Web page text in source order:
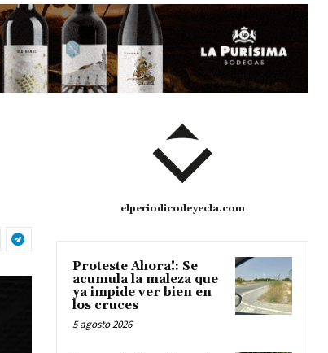
elperiodicodeyecla.com
Proteste Ahora!: Se
acumula la maleza que
ya impide ver bien en
los cruces
5 agosto 2026